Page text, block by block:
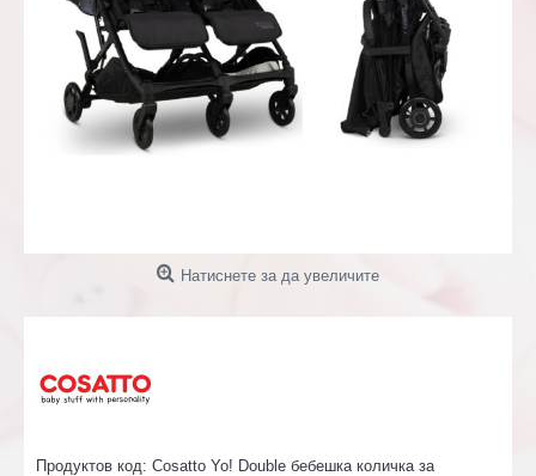
Натиснете за да увеличите
Продуктов код: Cosatto Yo! Double бебешка количка за